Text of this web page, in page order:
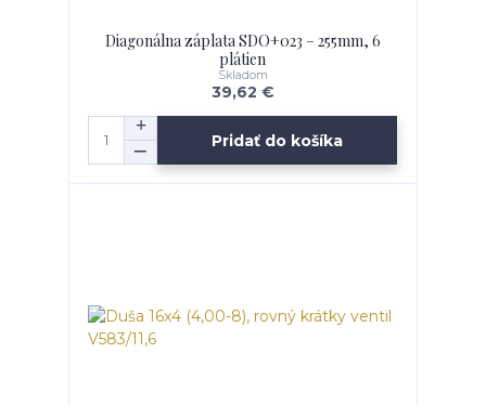
Diagonálna záplata SDO+023 – 255mm, 6
plátien
39,62 €
Skladom
Pridať do košíka